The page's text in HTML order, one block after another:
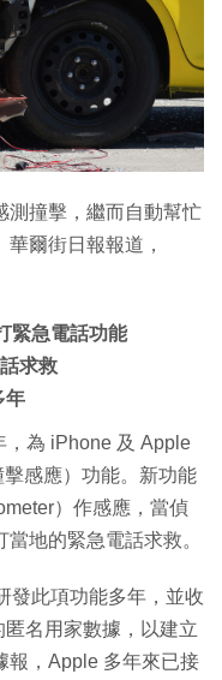
測撞擊，繼而自動幫忙
爾街日報報道，
緊急電話功能
求救
年
，為 iPhone 及 Apple
感應）功能。新功能
）作感應，當偵
地的緊急電話求救。
發此項功能多年，並收
名用家數據，以建立
報，Apple 多年來已接